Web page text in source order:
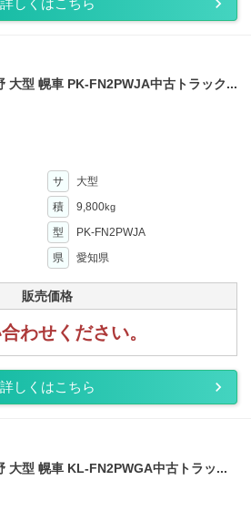
詳しくはこちら
大型 幌車 PK-FN2PWJA中古トラック...
サ
大型
積 9,800kg
型
PK-FN2PWJA
県 愛知県
販売価格
わせください。
詳しくはこちら
大型 幌車 KL-FN2PWGA中古トラッ...